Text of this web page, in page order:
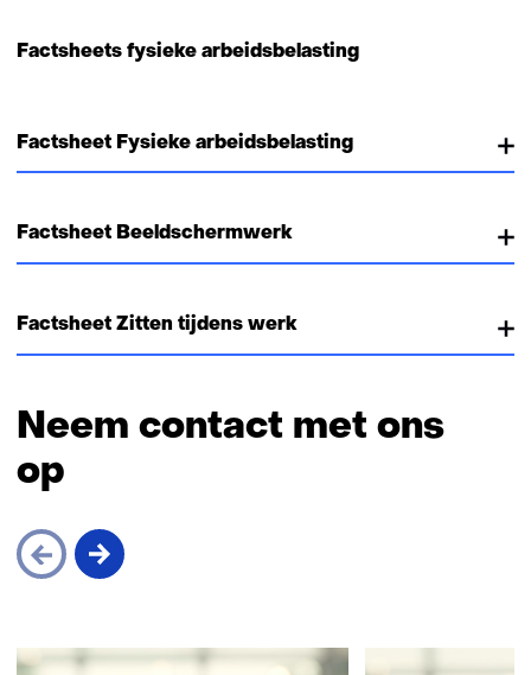
Factsheets fysieke arbeidsbelasting
Factsheet Fysieke arbeidsbelasting
Factsheet Beeldschermwerk
Factsheet Zitten tijdens werk
Neem contact met ons
op
navigatie